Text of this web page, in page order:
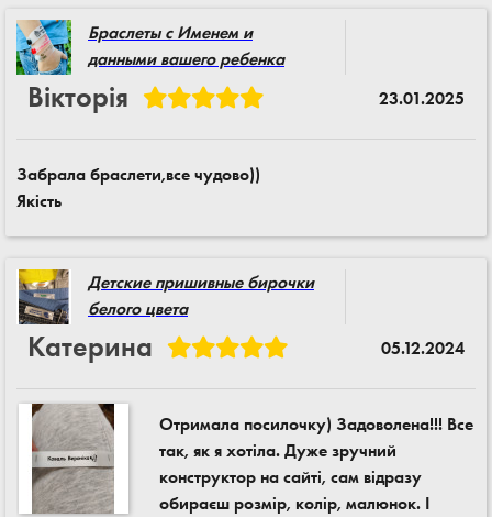
Браслеты с Именем и
данными вашего ребенка
Вікторія 23.01.2025
Забрала браслети,все чудово))
Якість
Детские пришивные бирочки
белого цвета
Катерина 05.12.2024
Отримала посилочку) Задоволена!!! Все
так, як я хотіла. Дуже зручний
конструктор на сайті, сам відразу
обираєш розмір, колір, малюнок. І